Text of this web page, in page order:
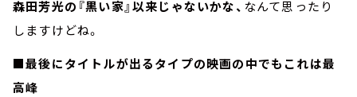
森田芳光の『黒い家』以来じゃないかな、 なんて思ったり
しますけどね。
■最後にタイトルが出るタイプの映画の中でもこれは最
高峰